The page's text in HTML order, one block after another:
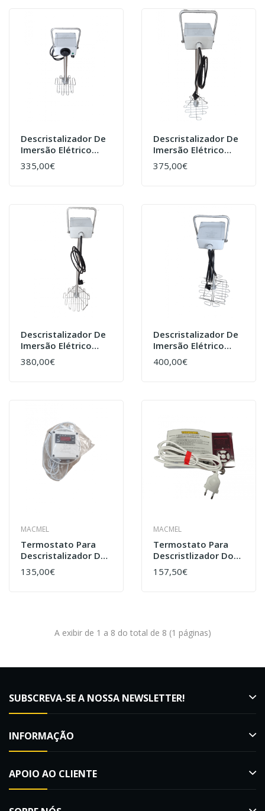
Descristalizador De
Imersão Elétrico
28cmx60cm
335,00€
Descristalizador De
Imersão Elétrico
37cmx110cm
375,00€
Descristalizador De
Imersão Elétrico
42cmx110cm
380,00€
Descristalizador De
Imersão Elétrico
52cmx110cm
400,00€
MACMEL
Termostato Para
Descristalizador Do
Modelo "resistencia
De Silicone 7
135,00€
MACMEL
Termostato Para
Descristlizador Do
Modelo "resistencia
De Silicone
157,50€
A exibir de 1 a 8 do total de 8 (1 páginas)
SUBSCREVA-SE A NOSSA NEWSLETTER!
INFORMAÇÃO
APOIO AO CLIENTE